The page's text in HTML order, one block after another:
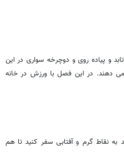
و پیاده روی و دوچرخه سواری در این
دهند. در این فصل با ورزش در خانه
نقاط گرم و آفتابی سفر کنید تا هم